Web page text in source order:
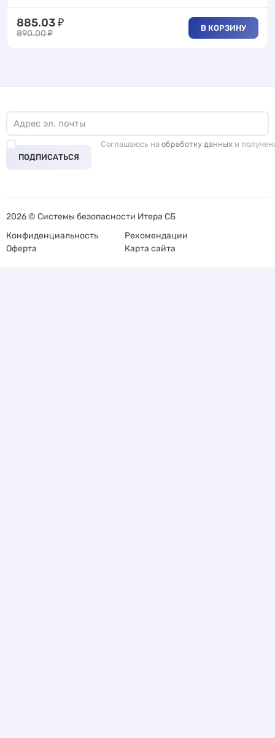
885.03₽
890.00₽
В КОРЗИНУ
ПОДПИСАТЬСЯ
Соглашаюсь на обработку данных и
2026 © Системы безопасности Итера СБ
Конфиденциальность
Рекомендации
Оферта
Карта сайта